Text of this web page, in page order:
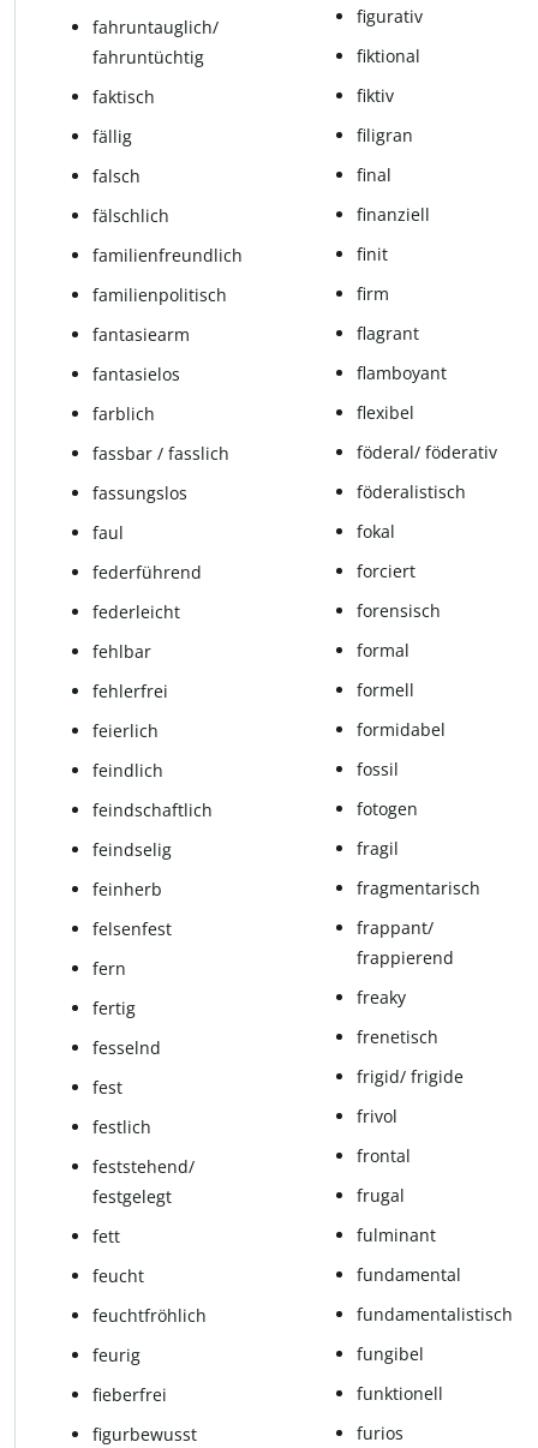
fahruntauglich/
fahruntüchtig
fak­tisch
fäl­lig
falsch
fälsch­lich
fa­mi­li­en­freund­lich
fa­mi­li­en­po­li­tisch
fantasiearm
fantasielos
farb­lich
fass­bar / fass­lich
fassungslos
faul
federführend
federleicht
fehl­bar
feh­ler­frei
feierlich
feind­lich
feind­schaft­lich
feindselig
feinherb
fel­sen­fest
fern
fertig
fesselnd
fest
festlich
feststehend/
festgelegt
fett
feucht
feucht­fröh­lich
feurig
fieberfrei
figurbewusst
fi­gu­ra­tiv
fik­ti­o­nal
fik­tiv
fi­li­g­ran
fi­nal
fi­nan­zi­ell
fi­nit
firm
fla­g­rant
flamboyant
flexibel
fö­de­ral/ fö­de­ra­tiv
fö­de­ra­lis­tisch
fokal
for­ciert
fo­ren­sisch
for­mal
for­mell
formidabel
fos­sil
fotogen
fra­gil
frag­men­ta­risch
frappant/
frappierend
freaky
fre­ne­tisch
frigid/ frigide
fri­vol
fron­tal
frugal
fulminant
fun­da­men­tal
fundamentalistisch
fungibel
funk­ti­o­nell
furios